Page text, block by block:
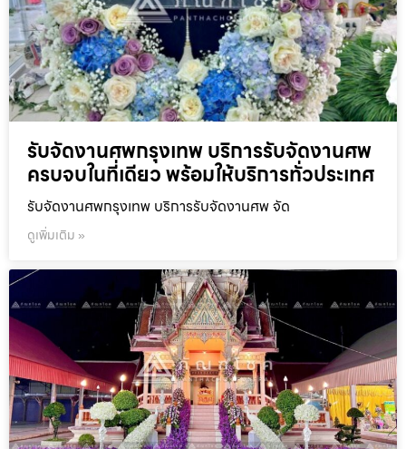
รับจัดงานศพกรุงเทพ บริการรับจัดงานศพ
ครบจบในที่เดียว พร้อมให้บริการทั่วประเทศ
รับจัดงานศพกรุงเทพ บริการรับจัดงานศพ จัด
ดูเพิ่มเติม »